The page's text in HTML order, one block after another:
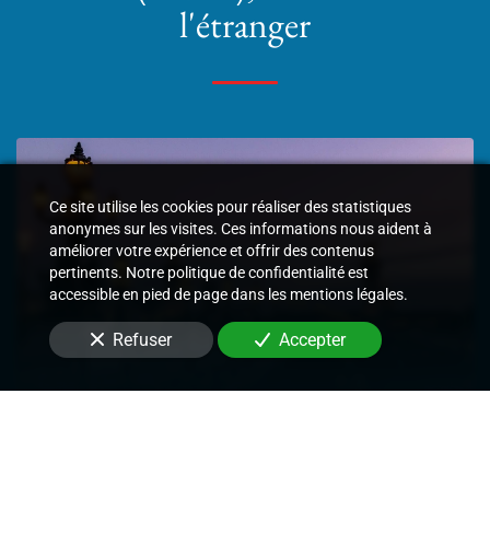
l'étranger
Ce site utilise les cookies pour réaliser des statistiques
anonymes sur les visites. Ces informations nous aident à
améliorer votre expérience et offrir des contenus
pertinents. Notre politique de confidentialité est
accessible en pied de page dans les mentions légales.
Refuser Accepter